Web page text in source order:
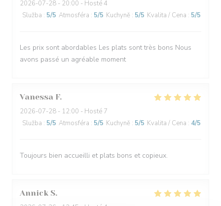
2026-07-28 - 20:00 - Hosté 4
Služba : 5/5 Atmosféra : 5/5 Kuchyně : 5/5 Kvalita / Cena : 5/5
Les prix sont abordables Les plats sont très bons Nous
avons passé un agréable moment
Vanessa F
2026-07-28 - 12:00 - Hosté 7
Služba : 5/5 Atmosféra : 5/5 Kuchyně : 5/5 Kvalita / Cena : 4/5
Toujours bien accueilli et plats bons et copieux.
Annick S